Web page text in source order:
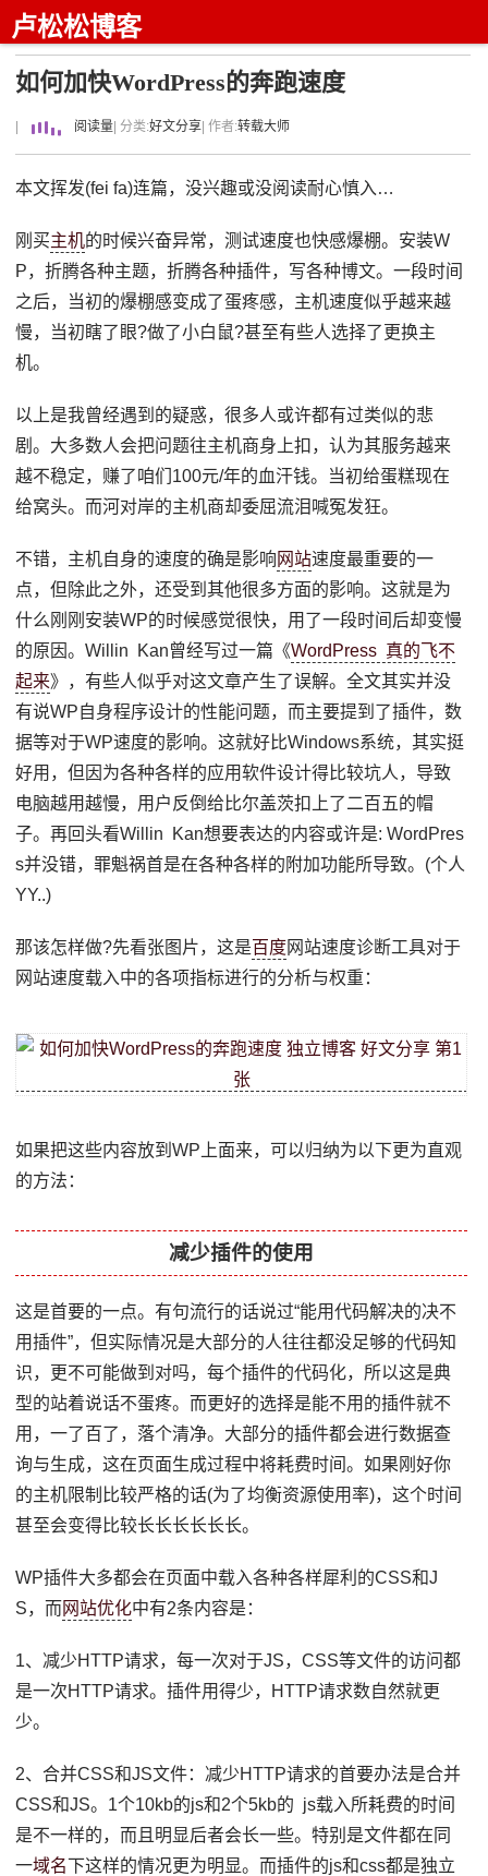
卢松松博客
如何加快WordPress的奔跑速度
阅读量 | 分类:好文分享 | 作者:转载大师
本文挥发(fei fa)连篇，没兴趣或没阅读耐心慎入…
刚买主机的时候兴奋异常，测试速度也快感爆棚。安装W
P，折腾各种主题，折腾各种插件，写各种博文。一段时间
之后，当初的爆棚感变成了蛋疼感，主机速度似乎越来越
慢，当初瞎了眼?做了小白鼠?甚至有些人选择了更换主
机。
以上是我曾经遇到的疑惑，很多人或许都有过类似的悲
剧。大多数人会把问题往主机商身上扣，认为其服务越来
越不稳定，赚了咱们100元/年的血汗钱。当初给蛋糕现在
给窝头。而河对岸的主机商却委屈流泪喊冤发狂。
不错，主机自身的速度的确是影响 网站速度最重要的一
点，但除此之外，还受到其他很多方面的影响。这就是为
什么刚刚安装WP的时候感觉很快，用了一段时间后却变慢
的原因。Willin Kan曾经写过一篇《WordPress 真的飞不
起来》，有些人似乎对这文章产生了误解。全文其实并没
有说WP自身程序设计的性能问题，而主要提到了插件，数
据等对于WP速度的影响。这就好比Windows系统，其实挺
好用，但因为各种各样的应用软件设计得比较坑人，导致
电脑越用越慢，用户反倒给比尔盖茨扣上了二百五的帽
子。再回头看Willin Kan想要表达的内容或许是: WordPres
s并没错，罪魁祸首是在各种各样的附加功能所导致。(个人
YY..)
那该怎样做?先看张图片，这是百度网站速度诊断工具对于
网站速度载入中的各项指标进行的分析与权重：
如果把这些内容放到WP上面来，可以归纳为以下更为直观
的方法：
减少插件的使用
这是首要的一点。有句流行的话说过“能用代码解决的决不
用插件”，但实际情况是大部分的人往往都没足够的代码知
识，更不可能做到对吗，每个插件的代码化，所以这是典
型的站着说话不蛋疼。而更好的选择是能不用的插件就不
用，一了百了，落个清净。大部分的插件都会进行数据查
询与生成，这在页面生成过程中将耗费时间。如果刚好你
的主机限制比较严格的话(为了均衡资源使用率)，这个时间
甚至会变得比较长长长长长长。
WP插件大多都会在页面中载入各种各样犀利的CSS和J
S，而 网站优化中有2条内容是：
1、减少HTTP请求，每一次对于JS，CSS等文件的访问都
是一次HTTP请求。插件用得少，HTTP请求数自然就更
少。
2、合并CSS和JS文件：减少HTTP请求的首要办法是合并
CSS和JS。1个10kb的js和2个5kb的 js载入所耗费的时间
是不一样的，而且明显后者会长一些。特别是文件都在同
一域名下这样的情况更为明显。而插件的js和css都是独立